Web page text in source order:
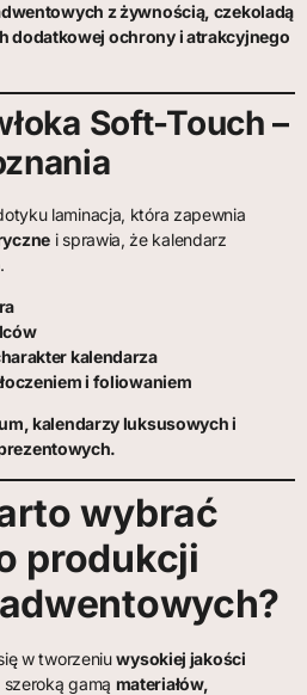
z żywnością, czekoladą
dodatkowej ochrony i atrakcyjnego
Soft-Touch –
laminacja, która zapewnia
i sprawia, że kalendarz
kalendarza
i foliowaniem
kalendarzy luksusowych i
wybrać
produkcji
w tworzeniuwysokiej jakości
szeroką gamą materiałów,